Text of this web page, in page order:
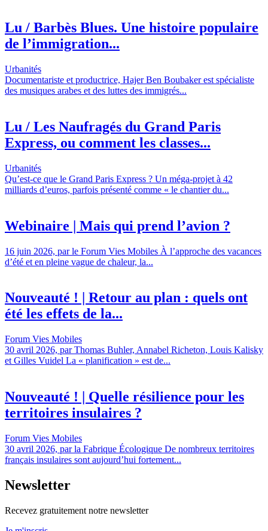
Lu / Barbès Blues. Une histoire populaire
de l’immigration...
Urbanités
Documentariste et productrice, Hajer Ben Boubaker est spécialiste
des musiques arabes et des luttes des immigrés...
Lu / Les Naufragés du Grand Paris
Express, ou comment les classes...
Urbanités
Qu’est-ce que le Grand Paris Express ? Un méga-projet à 42
milliards d’euros, parfois présenté comme « le chantier du...
Webinaire | Mais qui prend l’avion ?
16 juin 2026, par le Forum Vies Mobiles À l’approche des vacances
d’été et en pleine vague de chaleur, la...
Nouveauté ! | Retour au plan : quels ont
été les effets de la...
Forum Vies Mobiles
30 avril 2026, par Thomas Buhler, Annabel Richeton, Louis Kalisky
et Gilles Vuidel La « planification » est de...
Nouveauté ! | Quelle résilience pour les
territoires insulaires ?
Forum Vies Mobiles
30 avril 2026, par la Fabrique Écologique De nombreux territoires
français insulaires sont aujourd’hui fortement...
Newsletter
Recevez gratuitement notre newsletter